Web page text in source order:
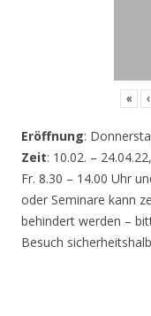
« ‹
Eröffnung:
Zeit: 10.02. –
Fr. 8.30 – 14.00 Uhr
oder Seminare kann
behindert werden –
Besuch